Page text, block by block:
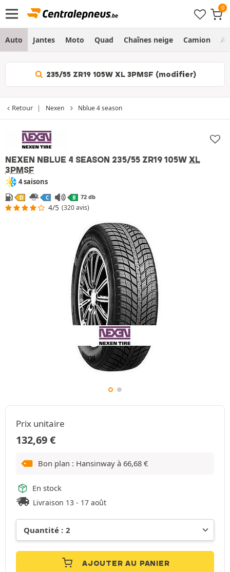
Auto Jantes Moto Quad Chaînes neige Camion
235/55 ZR19 105W XL 3PMSF (modifier)
Retour Nexen Nblue 4 season
NEXEN NBLUE 4 SEASON 235/55 ZR19 105W XL
3PMSF
4 saisons
D C B 72 db
4/5 (320 avis)
Prix unitaire
132,69€
Bon plan : Hansinway à 66,68 €
En stock
Livraison 13 - 17 août
AJOUTER AU PANIER